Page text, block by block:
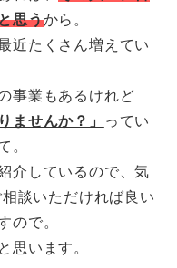
思うから。
近たくさん増えてい
事業もあるけれど
ませんか？」
ってい
。
介しているので、気
談いただければ良い
ので。
思います。